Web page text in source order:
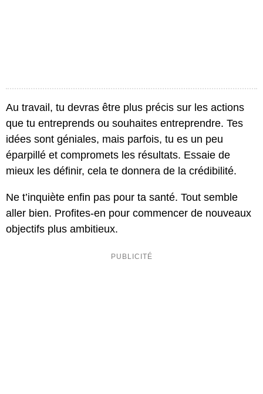
Au travail, tu devras être plus précis sur les actions
que tu entreprends ou souhaites entreprendre. Tes
idées sont géniales, mais parfois, tu es un peu
éparpillé et compromets les résultats. Essaie de
mieux les définir, cela te donnera de la crédibilité.
Ne t’inquiète enfin pas pour ta santé. Tout semble
aller bien. Profites-en pour commencer de nouveaux
objectifs plus ambitieux.